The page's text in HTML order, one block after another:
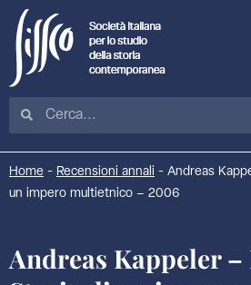
Home - Recensioni annali - Andreas
un impero multietnico – 2006
Andreas Kappeler –